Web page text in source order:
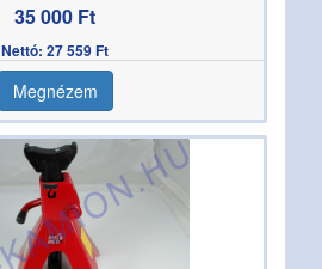
35 000 Ft
Nettó: 27 559 Ft
Megnézem